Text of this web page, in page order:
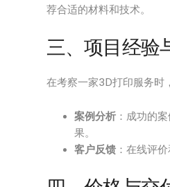
荐合适的材料和技术。
三、项目经验
在考察一家3D打印服务时
案例分析 ：成功的
果。
客户反馈 ：在线评